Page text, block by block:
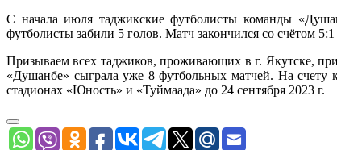
С начала июля таджикские футболисты команды
футболисты забили 5 голов. Матч закончился со счётом
Призываем всех таджиков, проживающих в г. Якутске,
«Душанбе» сыграла уже 8 футбольных матчей. На
стадионах «Юность» и «Туймаада» до 24 сентября 2023 г.